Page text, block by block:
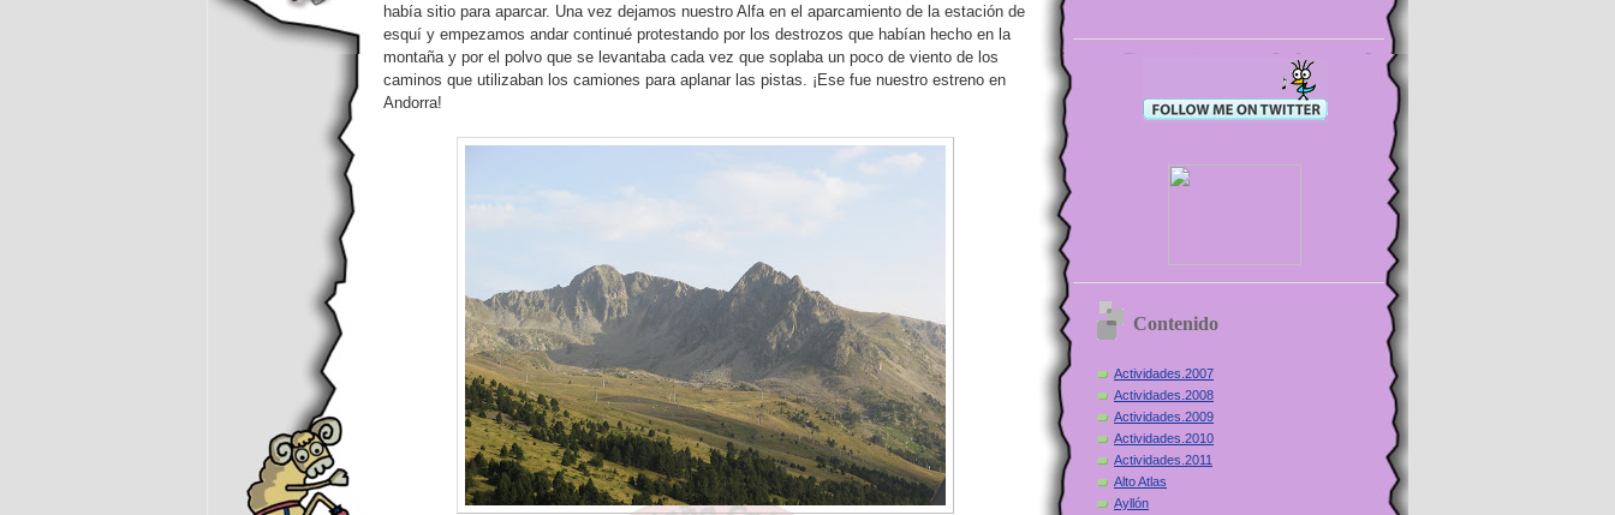
había sitio para aparcar. Una vez dejamos nuestro Alfa en el aparcamiento de la estación de
esquí y empezamos andar continué protestando por los destrozos que habían hecho en la
montaña y por el polvo que se levantaba cada vez que soplaba un poco de viento de los
caminos que utilizaban los camiones para aplanar las pistas. ¡Ese fue nuestro estreno en
Andorra!
Contenido
Actividades.2007
Actividades.2008
Actividades.2009
Actividades.2010
Actividades.2011
Alto Atlas
Ayllón